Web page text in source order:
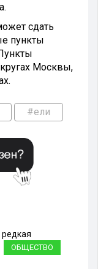
сдать
пункты
Москвы,
#ели
ОБЩЕСТВО